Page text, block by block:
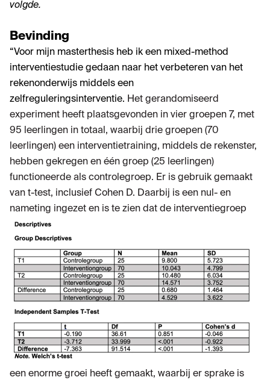
volgde.
Bevinding
“Voor mijn masterthesis heb ik een mixed-method
interventiestudie gedaan naar het verbeteren van het
rekenonderwijs middels een
zelfreguleringsinterventie. Het gerandomiseerd
experiment heeft plaatsgevonden in vier groepen 7, met
95 leerlingen in totaal, waarbij drie groepen (70
leerlingen) een interventietraining, middels de rekenster,
hebben gekregen en één groep (25 leerlingen)
functioneerde als controlegroep. Er is gebruik gemaakt
van t-test, inclusief Cohen D. Daarbij is een nul- en
nameting ingezet en is te zien dat de interventiegroep
een enorme groei heeft gemaakt, waarbij er sprake is